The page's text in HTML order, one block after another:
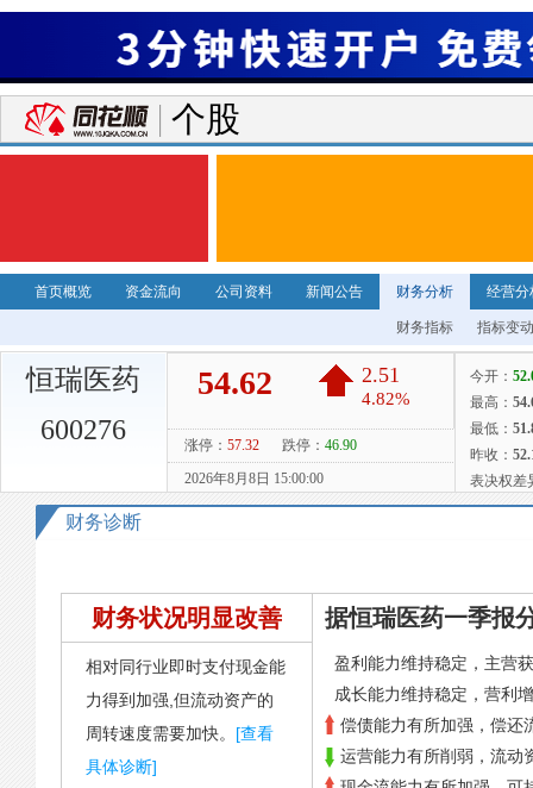
个股
首页概览 资金流向 公司资料 新闻公告 财务分析 经营分
财务指标 指标变
恒瑞医药
600276